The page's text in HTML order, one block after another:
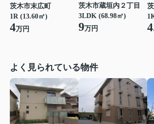
茨木市末広町
1R (13.60㎡)
4万円
茨木市蔵垣内２丁目
3LDK (68.98㎡)
9万円
よく見られている物件